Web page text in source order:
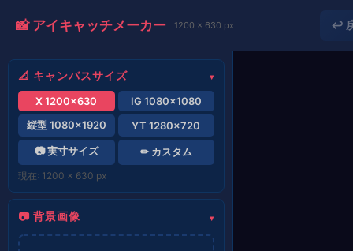
📸 アイキャッチメーカー 1200 × 630 px ↩
📐 キャンバスサイズ
X 1200×630
IG 1080×1080
縦型 1080×1920
YT 1280×720
📷 実寸サイズ
✏ カスタム
現在: 1200 × 630 px
📷 背景画像